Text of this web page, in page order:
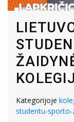
Kategorijoje
studentu-sporto-